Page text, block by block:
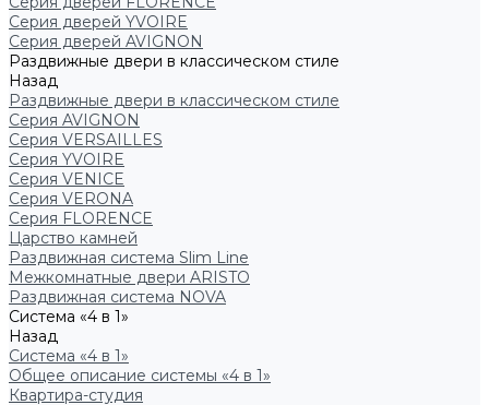
Серия дверей YVOIRE
Серия дверей AVIGNON
Раздвижные двери в классическом стиле
Назад
Раздвижные двери в классическом стиле
Серия AVIGNON
Серия VERSAILLES
Серия YVOIRE
Серия VENICE
Серия VERONA
Серия FLORENCE
Царство камней
Раздвижная система Slim Line
Межкомнатные двери ARISTO
Раздвижная система NOVA
Система «4 в 1»
Назад
Система «4 в 1»
Общее описание системы «4 в 1»
Квартира-студия